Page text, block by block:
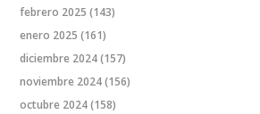
febrero 2025 (143)
enero 2025 (161)
diciembre 2024(157)
noviembre 2024(156)
octubre 2024(158)